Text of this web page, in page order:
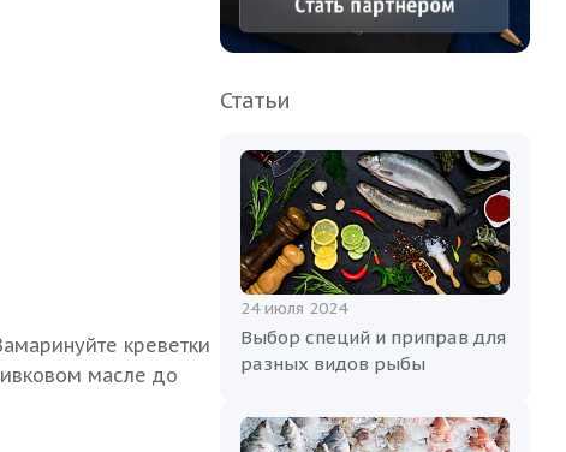
креветки
масле до
Статьи
24 июля 2024
Выбор специй и приправ для
разных видов рыбы